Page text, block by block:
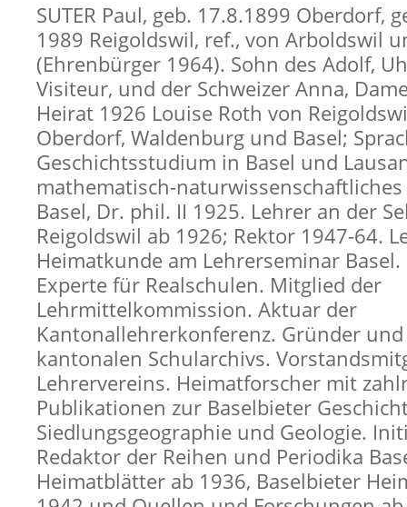
SUTER Paul, geb. 17.8.1899 Oberdorf,
1989 Reigoldswil, ref., von Arboldswil
(Ehrenbürger 1964). Sohn des Adolf,
Visiteur, und der Schweizer Anna,
Heirat 1926 Louise Roth von
Oberdorf, Waldenburg und Basel;
Geschichtsstudium in Basel und
mathematisch-
Basel, Dr. phil. II 1925. Lehrer an der
Reigoldswil ab 1926; Rektor 1947-64.
Heimatkunde am Lehrerseminar
Experte für Realschulen. Mitglied der
Lehrmittelkommission. Aktuar der
Kantonallehrerkonferenz. Gründer
kantonalen Schularchivs.
Lehrervereins. Heimatforscher mit
Publikationen zur Baselbieter
Siedlungsgeographie und Geologie.
Redaktor der Reihen und Periodika
Heimatblätter ab 1936, Baselbieter